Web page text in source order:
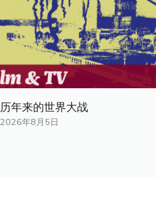
历年来的世界大战
2026年8月5日